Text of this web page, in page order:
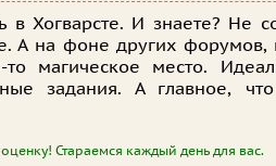
Хогварсте. И знаете? Не
А на фоне других форумов,
магическое место.
задания. А главное,
Стараемся каждый день для вас.